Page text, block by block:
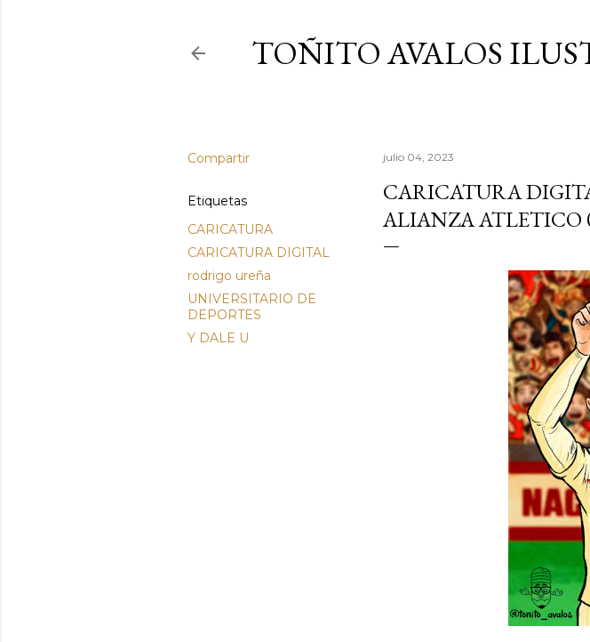
TOÑITO AVALOS
Compartir
Etiquetas
CARICATURA
CARICATURA DIGITAL
rodrigo ureña
UNIVERSITARIO DE
DEPORTES
Y DALE U
julio 04, 2023
CARICATURA
ALIANZA ATLETICO